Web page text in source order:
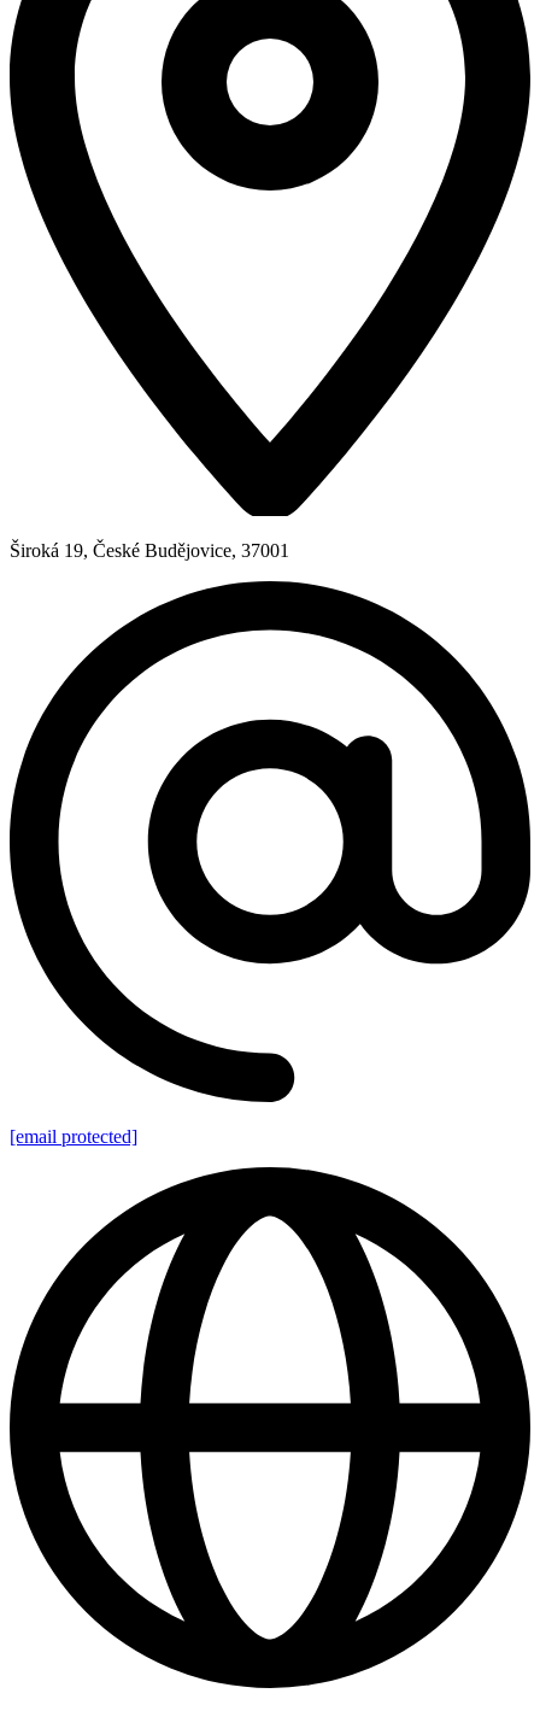
Široká 19, České Budějovice, 37001
[email protected]